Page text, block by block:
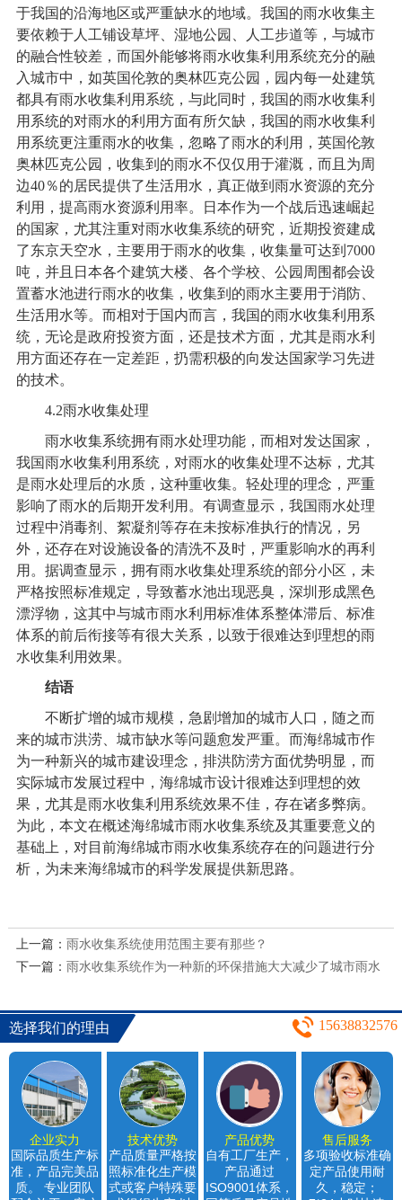
于我国的沿海地区或严重缺水的地域。我国的雨水收集主
要依赖于人工铺设草坪、湿地公园、人工步道等，与城市
的融合性较差，而国外能够将雨水收集利用系统充分的融
入城市中，如英国伦敦的奥林匹克公园，园内每一处建筑
都具有雨水收集利用系统，与此同时，我国的雨水收集利
用系统的对雨水的利用方面有所欠缺，我国的雨水收集利
用系统更注重雨水的收集，忽略了雨水的利用，英国伦敦
奥林匹克公园，收集到的雨水不仅仅用于灌溉，而且为周
边40％的居民提供了生活用水，真正做到雨水资源的充分
利用，提高雨水资源利用率。日本作为一个战后迅速崛起
的国家，尤其注重对雨水收集系统的研究，近期投资建成
了东京天空水，主要用于雨水的收集，收集量可达到7000
吨，并且日本各个建筑大楼、各个学校、公园周围都会设
置蓄水池进行雨水的收集，收集到的雨水主要用于消防、
生活用水等。而相对于国内而言，我国的雨水收集利用系
统，无论是政府投资方面，还是技术方面，尤其是雨水利
用方面还存在一定差距，扔需积极的向发达国家学习先进
的技术。
4.2雨水收集处理
雨水收集系统拥有雨水处理功能，而相对发达国家，
我国雨水收集利用系统，对雨水的收集处理不达标，尤其
是雨水处理后的水质，这种重收集。轻处理的理念，严重
影响了雨水的后期开发利用。有调查显示，我国雨水处理
过程中消毒剂、絮凝剂等存在未按标准执行的情况，另
外，还存在对设施设备的清洗不及时，严重影响水的再利
用。据调查显示，拥有雨水收集处理系统的部分小区，未
严格按照标准规定，导致蓄水池出现恶臭，深圳形成黑色
漂浮物，这其中与城市雨水利用标准体系整体滞后、标准
体系的前后衔接等有很大关系，以致于很难达到理想的雨
水收集利用效果。
结语
不断扩增的城市规模，急剧增加的城市人口，随之而
来的城市洪涝、城市缺水等问题愈发严重。而海绵城市作
为一种新兴的城市建设理念，排洪防涝方面优势明显，而
实际城市发展过程中，海绵城市设计很难达到理想的效
果，尤其是雨水收集利用系统效果不佳，存在诸多弊病。
为此，本文在概述海绵城市雨水收集系统及其重要意义的
基础上，对目前海绵城市雨水收集系统存在的问题进行分
析，为未来海绵城市的科学发展提供新思路。
上一篇： 雨水收集系统使用范围主要有那些？
下一篇： 雨水收集系统作为一种新的环保措施大大减少了城市雨水
选择我们的理由 15638832576
企业实力
国际品质生产标
准，产品完美品
质。 专业团队
技术优势
产品质量严格按
照标准化生产模
式或客户特殊要
产品优势
自有工厂生产，
产品通过
ISO9001体系，
售后服务
多项验收标准确
定产品使用耐
久，稳定；